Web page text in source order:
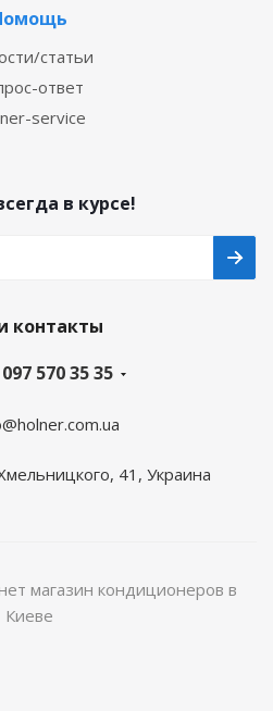
статьи
ответ
service
в курсе!
контакты
570 35 35
41, Украина
магазин кондиционеров в
Киеве